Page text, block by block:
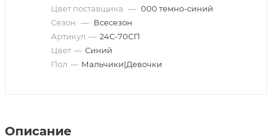
Цвет поставщика — 000 темно-синий
Сезон — Всесезон
Артикул — 24С-70СП
Цвет — Синий
Пол — Мальчики|Девочки
Описание